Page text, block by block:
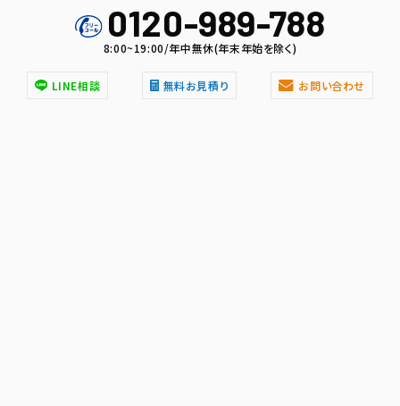
0120-989-788
8:00~19:00/年中無休(年末年始を除く)
LINE相談 無料お見積り お問い合わせ